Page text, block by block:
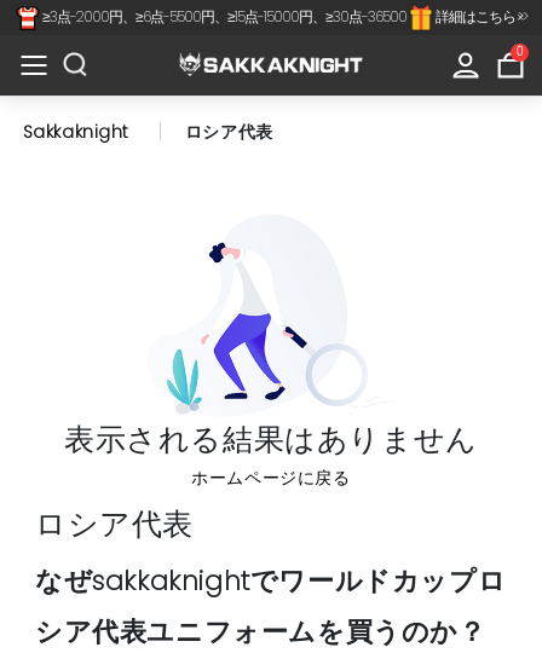
≥3点-2000円、≥6点-5500円、≥15点-15000円、≥30点-36500 詳細はこちら >>
×
0
All
Categories
プレミアリーグ
セリアA
Sakkaknight ロシア代表
表示される結果はありません
ホームページに戻る
ロシア代表
なぜsakkaknightでワールドカップロ
シア代表ユニフォームを買うのか？